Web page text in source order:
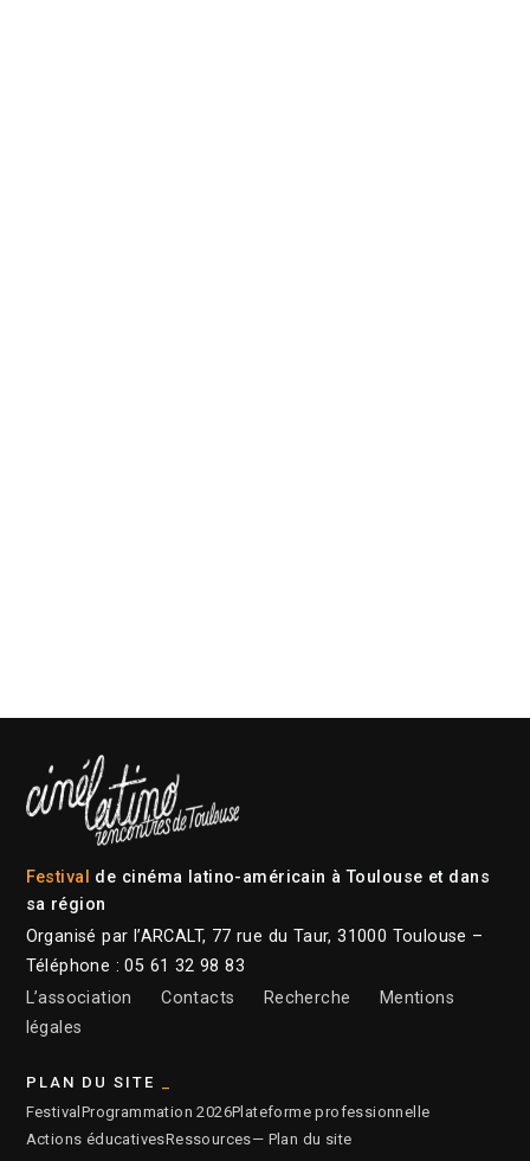
Festival de cinéma latino-américain à Toulouse et dans
sa région
Organisé par l’ARCALT, 77 rue du Taur, 31000 Toulouse –
Téléphone : 05 61 32 98 83
L’association
Contacts Recherche
Mentions
légales
PLAN DU SITE
Festival Programmation 2026Plateforme professionnelle
Actions éducativesRessources— Plan du site